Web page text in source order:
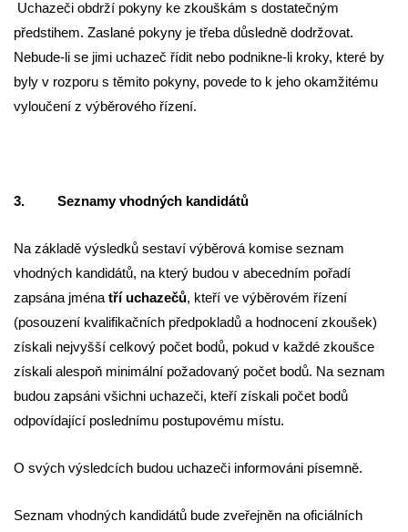
Uchazeči obdrží pokyny ke zkouškám s dostatečným
předstihem. Zaslané pokyny je třeba důsledně dodržovat.
Nebude-li se jimi uchazeč řídit nebo podnikne-li kroky, které by
byly v rozporu s těmito pokyny, povede to k jeho okamžitému
vyloučení z výběrového řízení.
3. Seznamy vhodných kandidátů
Na základě výsledků sestaví výběrová komise seznam
vhodných kandidátů, na který budou v abecedním pořadí
zapsána jména tří uchazečů, kteří ve výběrovém řízení
(posouzení kvalifikačních předpokladů a hodnocení zkoušek)
získali nejvyšší celkový počet bodů, pokud v každé zkoušce
získali alespoň minimální požadovaný počet bodů. Na seznam
budou zapsáni všichni uchazeči, kteří získali počet bodů
odpovídající poslednímu postupovému místu.
O svých výsledcích budou uchazeči informováni písemně.
Seznam vhodných kandidátů bude zveřejněn na oficiálních